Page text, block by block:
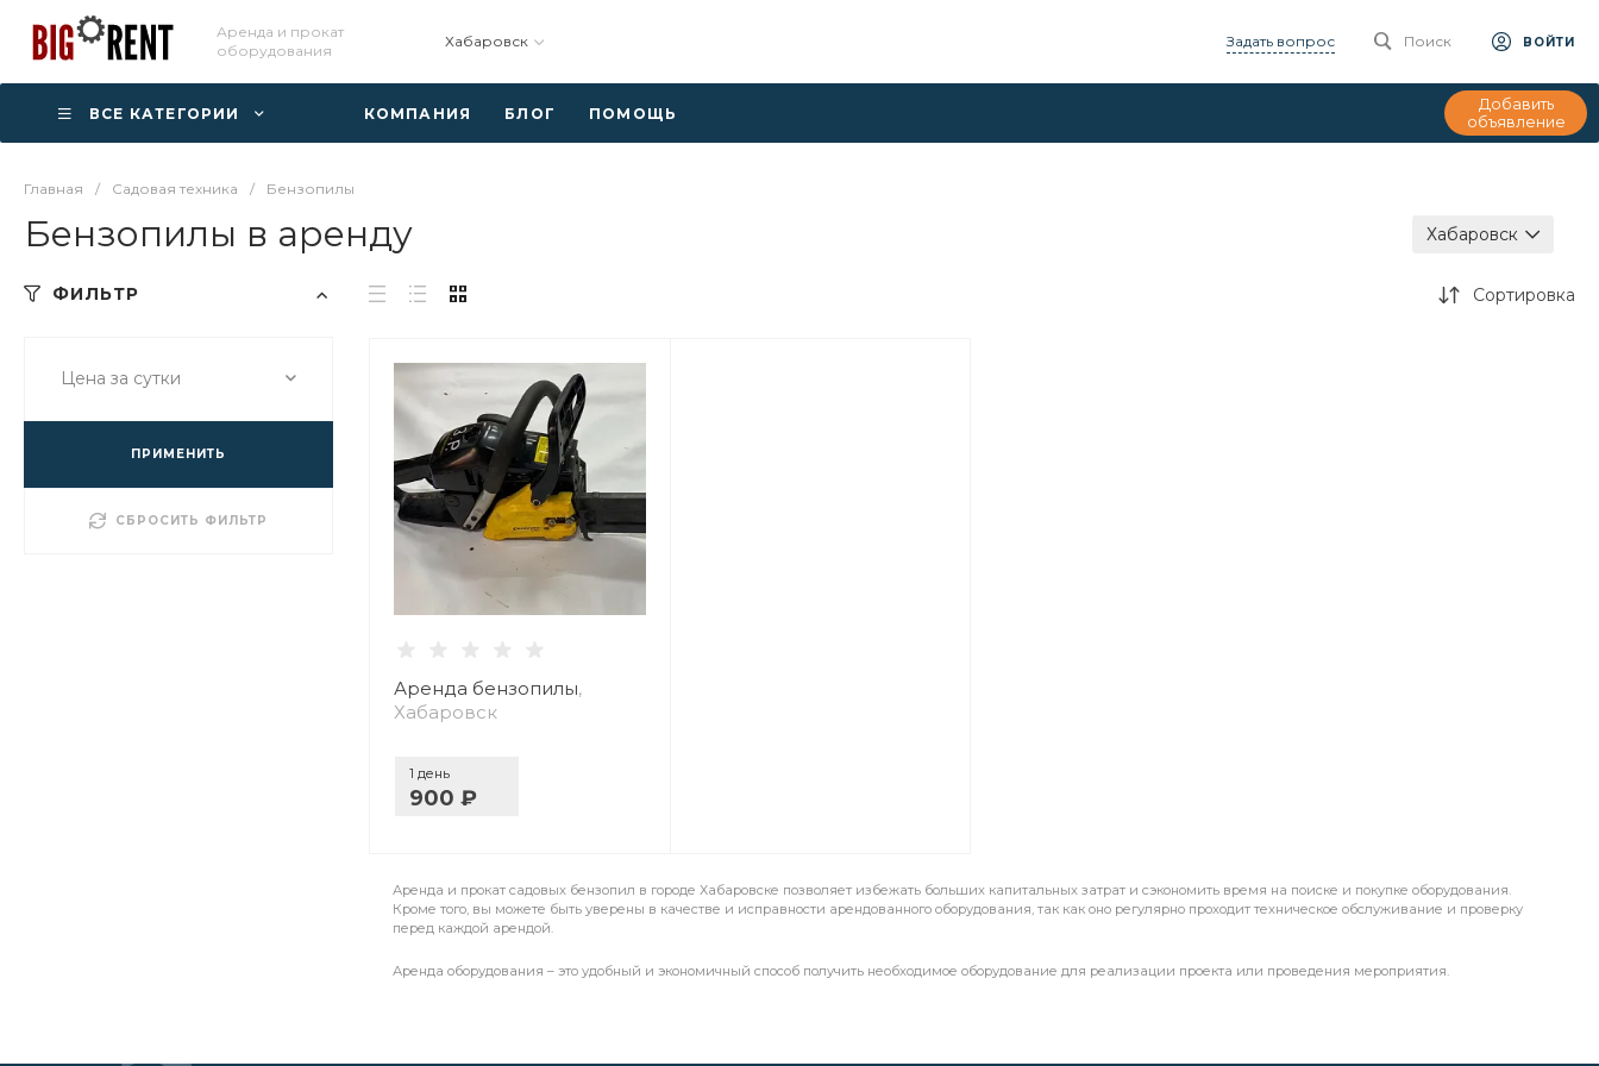
Аренда и прокат
оборудования
Хабаровск Задать вопрос Поиск ВОЙТИ
ВСЕ КАТЕГОРИИ КОМПАНИЯ БЛОГ ПОМОЩЬ
Добавить
объявление
Главная / Садовая техника / Бензопилы
Бензопилы в аренду Хабаровск
ФИЛЬТР
Цена за сутки
ПРИМЕНИТЬ
СБРОСИТЬ ФИЛЬТР
Сортировка
Аренда бензопилы,
Хабаровск
1 день
900 ₽
Аренда и прокат садовых бензопил в городе Хабаровске позволяет избежать больших капитальных затрат и сэкономить время на поиске и покупке оборудования.
Кроме того, вы можете быть уверены в качестве и исправности арендованного оборудования, так как оно регулярно проходит техническое обслуживание и проверку
перед каждой арендой.
Аренда оборудования – это удобный и экономичный способ получить необходимое оборудование для реализации проекта или проведения мероприятия.